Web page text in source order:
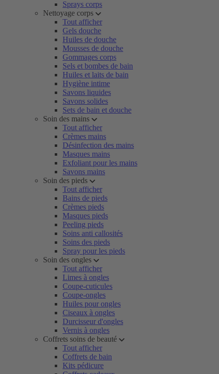
Sprays corps
Nettoyage corps
Tout afficher
Gels douche
Huiles de douche
Mousses de douche
Gommages corps
Sels et bombes de bain
Huiles et laits de bain
Hygiène intime
Savons liquides
Savons solides
Sets de bain et douche
Soin des mains
Tout afficher
Crèmes mains
Désinfection des mains
Masques mains
Exfoliant pour les mains
Savons mains
Soin des pieds
Tout afficher
Bains de pieds
Crèmes pieds
Masques pieds
Peeling pieds
Soins anti callosités
Soins des pieds
Spray pour les pieds
Soin des ongles
Tout afficher
Limes à ongles
Coupe-cuticules
Coupe-ongles
Huiles pour ongles
Ciseaux à ongles
Durcisseur d'ongles
Vernis à ongles
Coffrets soins de beauté
Tout afficher
Coffrets de bain
Kits pédicure